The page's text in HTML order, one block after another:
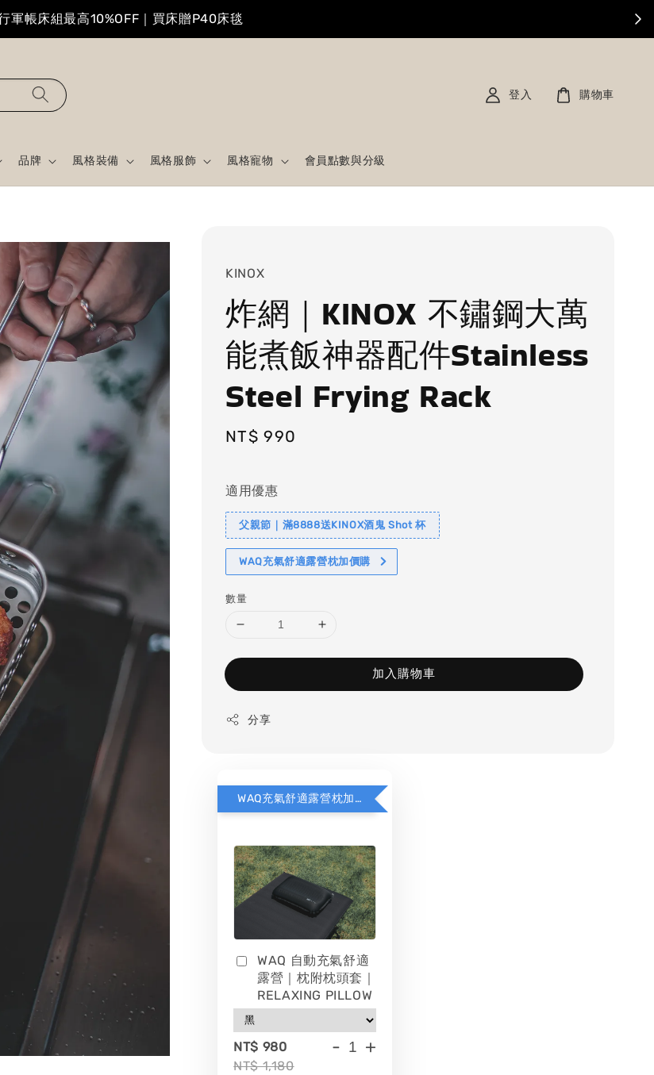
軍帳床組最高10%OFF｜買床贈P40床毯
品牌 風格裝備 風格服飾 風格寵物 會員點數與分級
登入 購物車
KINOX
炸網｜KINOX 不鏽鋼大萬
能煮飯神器配件Stainless
Steel Frying Rack
Regular
NT$ 990
適用優惠
父親節｜滿8888送KINOX酒鬼 Shot 杯
WAQ充氣舒適露營枕加價購
數量
加入購物車
分享
WAQ充氣舒適露營枕加價購
WAQ 自動充氣舒適
露營｜枕附枕頭套｜
RELAXING PILLOW
NT$ 980
NT$ 1,180
- +